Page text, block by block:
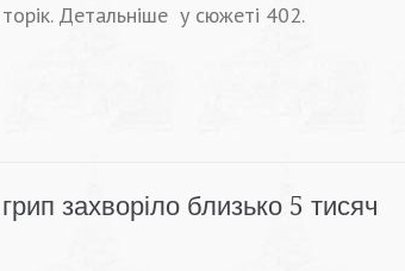
Детальніше у сюжеті 402.
захворіло близько 5 тисяч